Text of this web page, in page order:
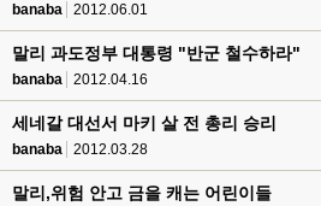
banaba 2012.06.01
말리 과도정부 대통령 "반군 철수하라"
banaba 2012.04.16
세네갈 대선서 마키 살 전 총리 승리
banaba 2012.03.28
말리,위험 안고 금을 캐는 어린이들